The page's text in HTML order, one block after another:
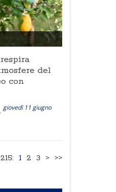
del
con
giovedì 11 giugno
1 2 3 > >>